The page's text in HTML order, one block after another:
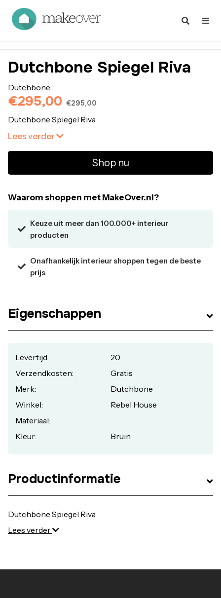
Dutchbone Spiegel Riva
Dutchbone
€295,00 €295,00
Dutchbone Spiegel Riva
Lees verder
Shop nu
Waarom shoppen met MakeOver.nl?
Keuze uit meer dan 100.000+ interieur
producten
Onafhankelijk interieur shoppen tegen de beste
prijs
Eigenschappen
Levertijd:
20
Verzendkosten:
Gratis
Merk:
Dutchbone
Winkel:
Rebel House
Materiaal:
Kleur:
Bruin
Productinformatie
Dutchbone Spiegel Riva
Lees verder